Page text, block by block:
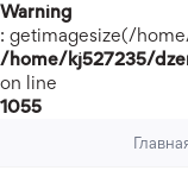
Warning
: getimagesize(/
/home/kj527235/
on line
1055